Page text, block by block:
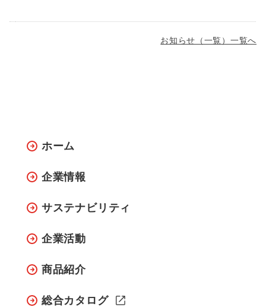
お知らせ（一覧）一覧へ
ホーム
企業情報
サステナビリティ
企業活動
商品紹介
総合カタログ